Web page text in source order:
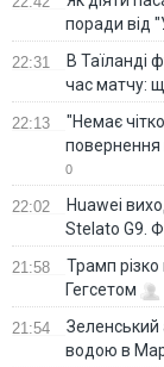
поради від
22:31
В Таїланді
час матчу:
22:13
"Немає
повернення
0
22:02
Huawei
Stelato G9.
21:58
Трамп різко
Гегсетом
21:54
Зеленський
водою в